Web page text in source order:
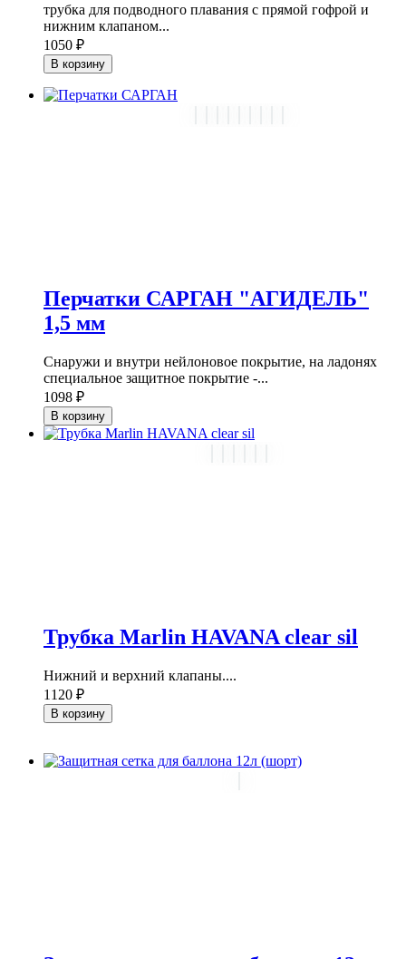
трубка для подводного плавания с прямой гофрой и
нижним клапаном...
1050 ₽
В корзину
Перчатки САРГАН "АГИДЕЛЬ"
1,5 мм
Снаружи и внутри нейлоновое покрытие, на ладонях
специальное защитное покрытие -...
1098 ₽
В корзину
Трубка Marlin HAVANA clear sil
Нижний и верхний клапаны....
1120 ₽
В корзину